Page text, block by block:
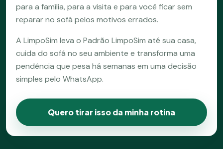
para a família, para a visita e para você ficar sem
reparar no sofá pelos motivos errados.
A LimpoSim leva o Padrão LimpoSim até sua casa,
cuida do sofá no seu ambiente e transforma uma
pendência que pesa há semanas em uma decisão
simples pelo WhatsApp.
Quero tirar isso da minha rotina